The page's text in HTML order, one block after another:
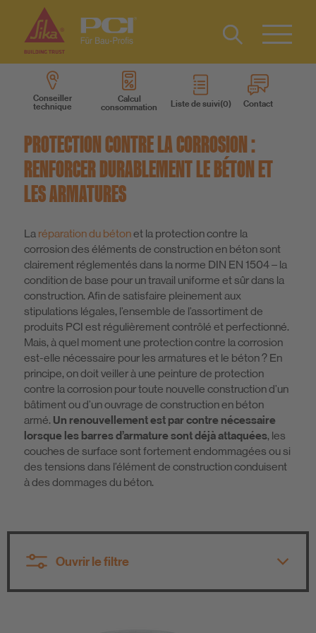
Produits
Systèmes des produits
Services
Connaissances
A propos de nous
Type 2 or
more
characters
Conseiller
technique
Calcul
consommation
Liste de suivi Contact
Contact
DE
IT
PROTECTION CONTRE LA CORROSION :
RENFORCER DURABLEMENT LE BÉTON ET
LES ARMATURES
La réparation du bétonet la protection contre la
corrosion des éléments de construction en béton sont
clairement réglementés dans la norme DIN EN 1504 – la
condition de base pour un travail uniforme et sûr dans la
construction. Afin de satisfaire pleinement aux
stipulations légales, l’ensemble de l’assortiment de
produits PCI est régulièrement contrôlé et perfectionné.
Mais, à quel moment une protection contre la corrosion
est-elle nécessaire pour les armatures et le béton ? En
principe, on doit veiller à une peinture de protection
contre la corrosion pour toute nouvelle construction d’un
bâtiment ou d’un ouvrage de construction en béton
armé. Un renouvellement est par contre nécessaire
lorsque les barres d’armature sont déjà attaquées, les
couches de surface sont fortement endommagées ou si
des tensions dans l’élément de construction conduisent
à des dommages du béton.
Ouvrir le filtre